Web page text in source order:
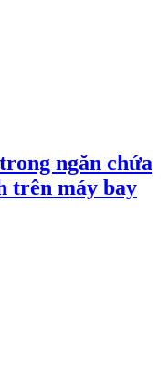
ngăn chứa
trên máy bay